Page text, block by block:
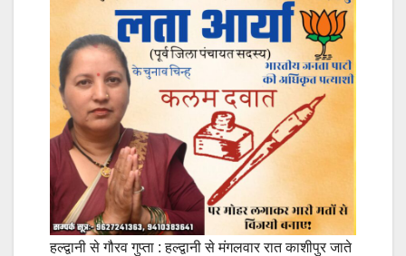
हल्द्वानी से गौरव गुप्ता : हल्द्वानी से मंगलवार रात काशीपुर जाते